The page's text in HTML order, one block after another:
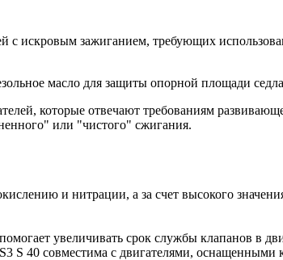
с искровым зажиганием, требующих
масло для защиты опорной площади
которые отвечают требованиям
или "чистого" сжигания.
и нитрации, а за счет высокого
увеличивать срок службы клапанов в
S 40 совместима с двигателями, оснащенными